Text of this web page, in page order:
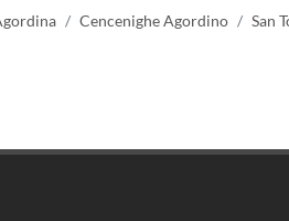
Cencenighe Agordino San